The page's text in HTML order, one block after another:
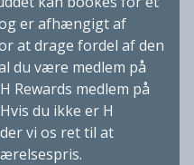
er afhængigt af
at drage fordel af den
du være medlem på
Rewards medlem på
du ikke er H
vi os ret til at